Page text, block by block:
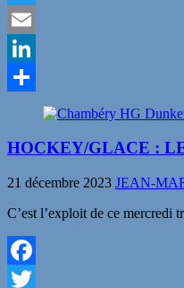
Twitter
Email
LinkedIn
Partager
HOCKEY/GLACE :
21 décembre 2023 JEAN-
C’est l’exploit de ce mercredi
Facebook